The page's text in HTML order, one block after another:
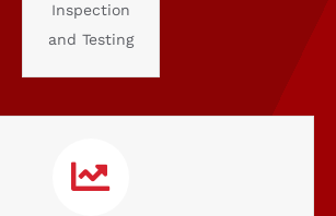
Inspection
and Testing